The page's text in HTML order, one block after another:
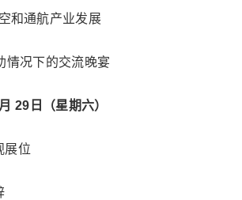
和通航产业发展
情况下的交流晚宴
29日（星期六）
展位